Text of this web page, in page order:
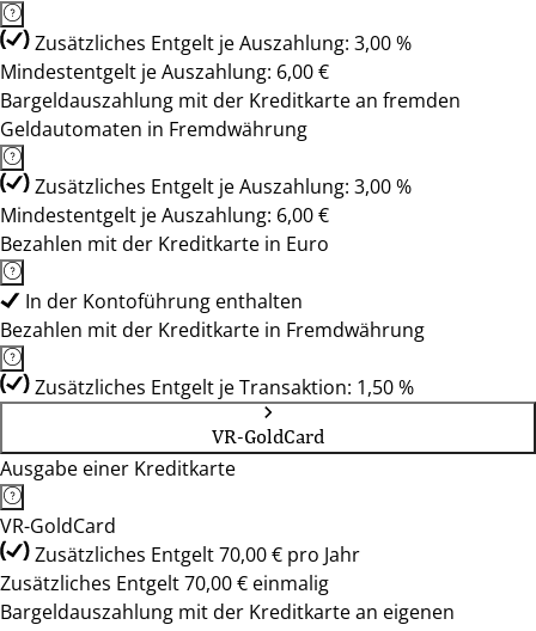
Zusätzliches Entgelt je Auszahlung: 3,00 %
Mindestentgelt je Auszahlung: 6,00 €
Bargeldauszahlung mit der Kreditkarte an fremden
Geldautomaten in Fremdwährung
Zusätzliches Entgelt je Auszahlung: 3,00 %
Mindestentgelt je Auszahlung: 6,00 €
Bezahlen mit der Kreditkarte in Euro
In der Kontoführung enthalten
Bezahlen mit der Kreditkarte in Fremdwährung
Zusätzliches Entgelt je Transaktion: 1,50 %
VR-GoldCard
Ausgabe einer Kreditkarte
VR-GoldCard
Zusätzliches Entgelt 70,00 € pro Jahr
Zusätzliches Entgelt 70,00 € einmalig
Bargeldauszahlung mit der Kreditkarte an eigenen